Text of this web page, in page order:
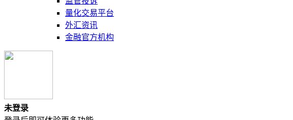
量化交易平台
外汇资讯
金融官方机构
未登录